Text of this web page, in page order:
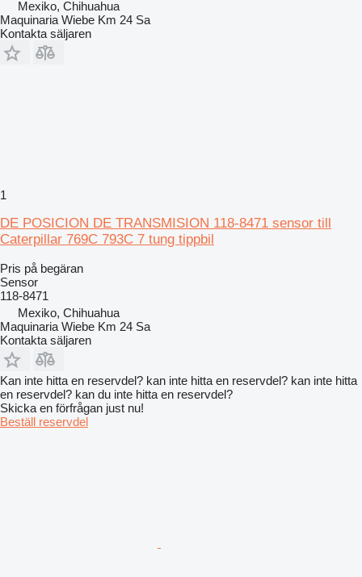
Mexiko, Chihuahua
Maquinaria Wiebe Km 24 Sa
Kontakta säljaren
1
DE POSICION DE TRANSMISION 118-8471 sensor till
Caterpillar 769C 793C 7 tung tippbil
Pris på begäran
Sensor
118-8471
Mexiko, Chihuahua
Maquinaria Wiebe Km 24 Sa
Kontakta säljaren
Kan inte hitta en reservdel? kan inte hitta en reservdel? kan inte hitta
en reservdel? kan du inte hitta en reservdel?
Skicka en förfrågan just nu!
Beställ reservdel